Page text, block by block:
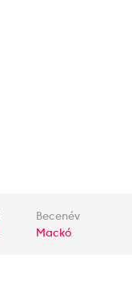
Becenév
Mackó